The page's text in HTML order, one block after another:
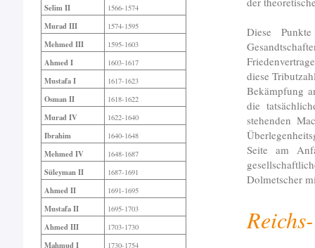
Diese
diese
Bekämpfung
die
stehenden
Seite am
Dolmetscher
Selim II 1566-1574
Murad III 1574-1595
Mehmed III 1595-1603
Ahmed I 1603-1617
Mustafa I 1617-1623
Osman II 1618-1622
Murad IV 1622-1640
Ibrahim 1640-1648
Mehmed IV 1648-1687
Süleyman II 1687-1691
Ahmed II 1691-1695
Mustafa II 1695-1703
Ahmed III 1703-1730
Mahmud I 1730-1754